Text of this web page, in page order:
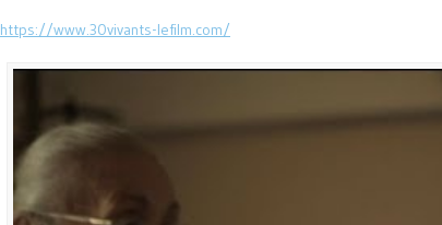
https://www.30vivants-lefilm.com/